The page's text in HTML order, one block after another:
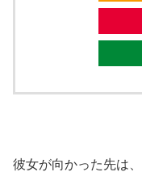
彼女が向かった先は、